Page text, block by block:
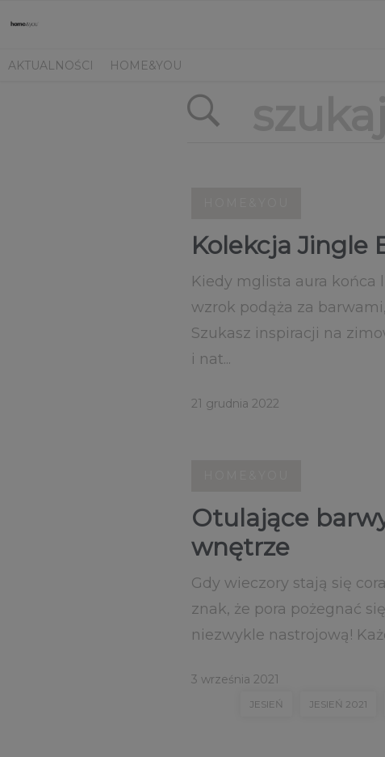
AKTUALNOŚCI HOME&YOU
Kolekcja Jingle
Kiedy mglista aura
wzrok podąża za
Szukasz inspiracji na
i nat...
21 grudnia 2022
Otulające
wnętrze
Gdy wieczory stają się
znak, że pora pożegnać
niezwykle nastrojową!
3 września 2021
JESIEŃ JESIEŃ 2021